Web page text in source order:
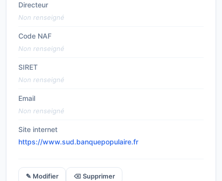
Directeur
Non renseigné
Code NAF
Non renseigné
SIRET
Non renseigné
Email
Non renseigné
Site internet
https://www.sud.banquepopulaire.fr
✎ Modifier ⌫ Supprimer